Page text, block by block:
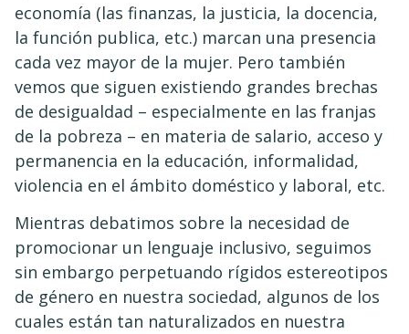
economía (las finanzas, la justicia, la docencia,
la función publica, etc.) marcan una presencia
cada vez mayor de la mujer. Pero también
vemos que siguen existiendo grandes brechas
de desigualdad – especialmente en las franjas
de la pobreza – en materia de salario, acceso y
permanencia en la educación, informalidad,
violencia en el ámbito doméstico y laboral, etc.
Mientras debatimos sobre la necesidad de
promocionar un lenguaje inclusivo, seguimos
sin embargo perpetuando rígidos estereotipos
de género en nuestra sociedad, algunos de los
cuales están tan naturalizados en nuestra